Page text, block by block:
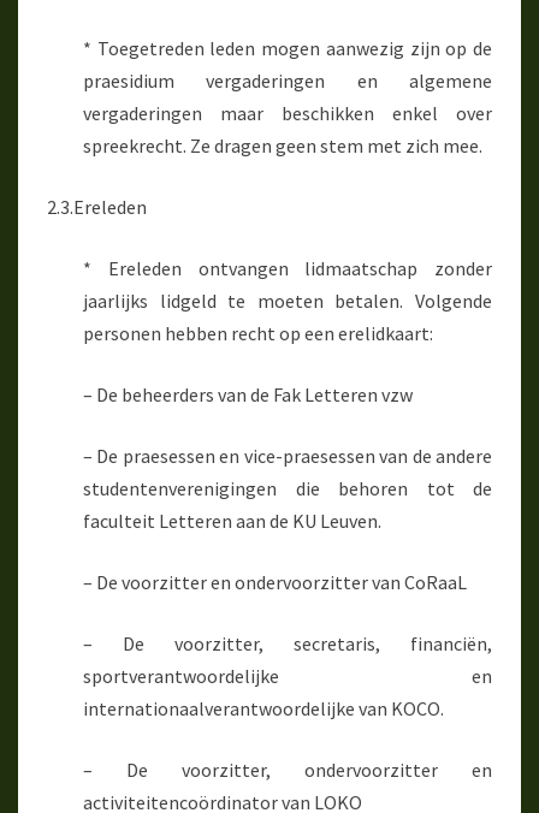
* Toegetreden leden mogen aanwezig zijn op de
praesidium vergaderingen en algemene
vergaderingen maar beschikken enkel over
spreekrecht. Ze dragen geen stem met zich mee.
2.3.Ereleden
* Ereleden ontvangen lidmaatschap zonder
jaarlijks lidgeld te moeten betalen. Volgende
personen hebben recht op een erelidkaart:
– De beheerders van de Fak Letteren vzw
– De praesessen en vice-praesessen van de andere
studentenverenigingen die behoren tot de
faculteit Letteren aan de KU Leuven.
– De voorzitter en ondervoorzitter van CoRaaL
– De voorzitter, secretaris, financiën,
sportverantwoordelijke en
internationaalverantwoordelijke van KOCO.
– De voorzitter, ondervoorzitter en
activiteitencoördinator van LOKO